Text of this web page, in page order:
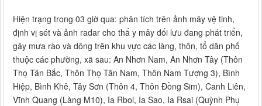
Hiện trạng trong 03 giờ qua: phân tích trên ảnh mây vệ tinh,
định vị sét và ảnh radar cho thấ y mây đối lưu đang phát triển,
gây mưa rào và dông trên khu vực các làng, thôn, tổ dân phố
thuộc các phường, xã sau: An Nhơn Nam, An Nhơn Tây (Thôn
Thọ Tân Bắc, Thôn Thọ Tân Nam, Thôn Nam Tượng 3), Bình
Hiệp, Bình Khê, Tây Sơn (Thôn 4, Thôn Đồng Sim), Canh Liên,
Vĩnh Quang (Làng M10), Ia Rbol, Ia Sao, Ia Rsai (Quỳnh Phụ